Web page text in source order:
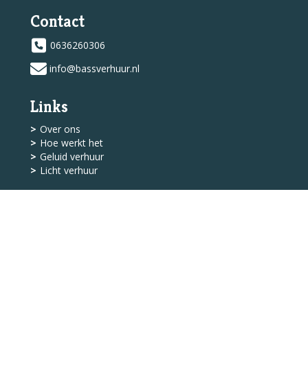
Contact
0636260306
info@bassverhuur.nl
Links
Over ons
Hoe werkt het
Geluid verhuur
Licht verhuur